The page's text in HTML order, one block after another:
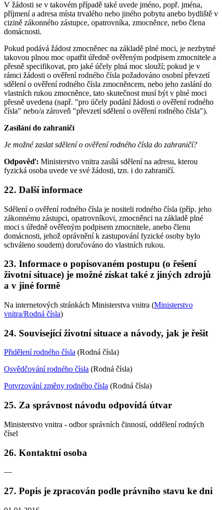
V žádosti se v takovém případě také uvede jméno, popř. jména,
příjmení a adresa místa trvalého nebo jiného pobytu anebo bydliště v
cizině zákonného zástupce, opatrovníka, zmocněnce, nebo člena
domácnosti.
Pokud podává žádost zmocněnec na základě plné moci, je nezbytné
takovou plnou moc opatřit úředně ověřeným podpisem zmocnitele a
přesně specifikovat, pro jaké účely plná moc slouží; pokud je v
rámci žádosti o ověření rodného čísla požadováno osobní převzetí
sdělení o ověření rodného čísla zmocněncem, nebo jeho zaslání do
vlastních rukou zmocněnce, tato skutečnost musí být v plné moci
přesně uvedena (např. "pro účely podání žádosti o ověření rodného
čísla" nebo/a zároveň "převzetí sdělení o ověření rodného čísla").
Zasílání do zahraničí
Je možné zaslat sdělení o ověření rodného čísla do zahraničí?
Odpověď: Ministerstvo vnitra zasílá sdělení na adresu, kterou
fyzická osoba uvede ve své žádosti, tzn. i do zahraničí.
22. Další informace
Sdělení o ověření rodného čísla je nositeli rodného čísla (příp. jeho
zákonnému zástupci, opatrovníkovi, zmocněnci na základě plné
moci s úředně ověřeným podpisem zmocnitele, anebo členu
domácnosti, jehož oprávnění k zastupování fyzické osoby bylo
schváleno soudem) doručováno do vlastních rukou.
23. Informace o popisovaném postupu (o řešení
životní situace) je možné získat také z jiných zdrojů
a v jiné formě
Na internetových stránkách Ministerstva vnitra (Ministerstvo
vnitra/Rodná čísla)
24. Související životní situace a návody, jak je řešit
Přidělení rodného čísla (Rodná čísla)
Osvědčování rodného čísla (Rodná čísla)
Potvrzování změny rodného čísla (Rodná čísla)
25. Za správnost návodu odpovídá útvar
Ministerstvo vnitra - odbor správních činností, oddělení rodných
čísel
26. Kontaktní osoba
—
27. Popis je zpracován podle právního stavu ke dni